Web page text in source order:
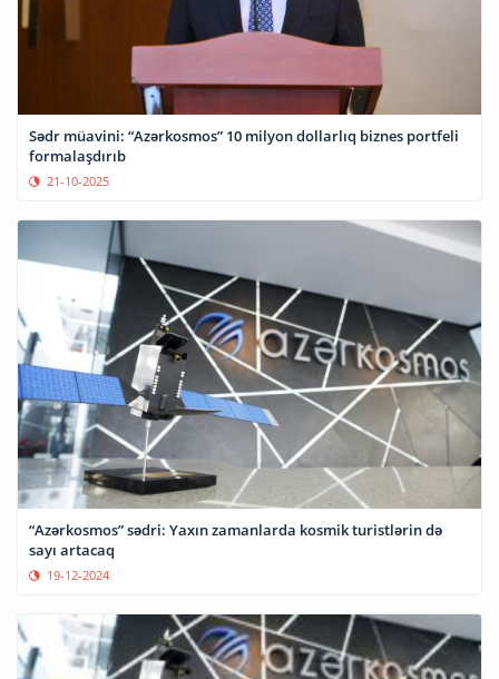
Sədr müavini: “Azərkosmos” 10 milyon dollarlıq biznes portfeli
formalaşdırıb
21-10-2025
“Azərkosmos” sədri: Yaxın zamanlarda kosmik turistlərin də
sayı artacaq
19-12-2024